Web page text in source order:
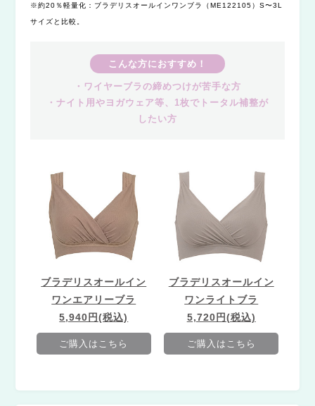
※約20％軽量化：ブラデリスオールインワンブラ（ME122105）S〜3L
サイズと比較。
こんな方におすすめ！
・ワイヤーブラの締めつけが苦手な方
・ナイト用やヨガウェア等、1枚でトータル補整が
したい方
ブラデリスオールイン
ワンエアリーブラ
5,940円(税込)
ご購入はこちら
ブラデリスオールイン
ワンライトブラ
5,720円(税込)
ご購入はこちら